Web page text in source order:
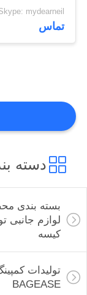
59
12
حمل غذا در
تماس
دسته
بسته بندی
لوازم جانبی
کیسه
تولیدات
BAGEASE